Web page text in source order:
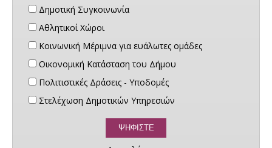
Δημοτική Συγκοινωνία
Αθλητικοί Χώροι
Κοινωνική Μέριμνα για ευάλωτες ομάδες
Οικονομική Κατάσταση του Δήμου
Πολιτιστικές Δράσεις - Υποδομές
Στελέχωση Δημοτικών Υπηρεσιών